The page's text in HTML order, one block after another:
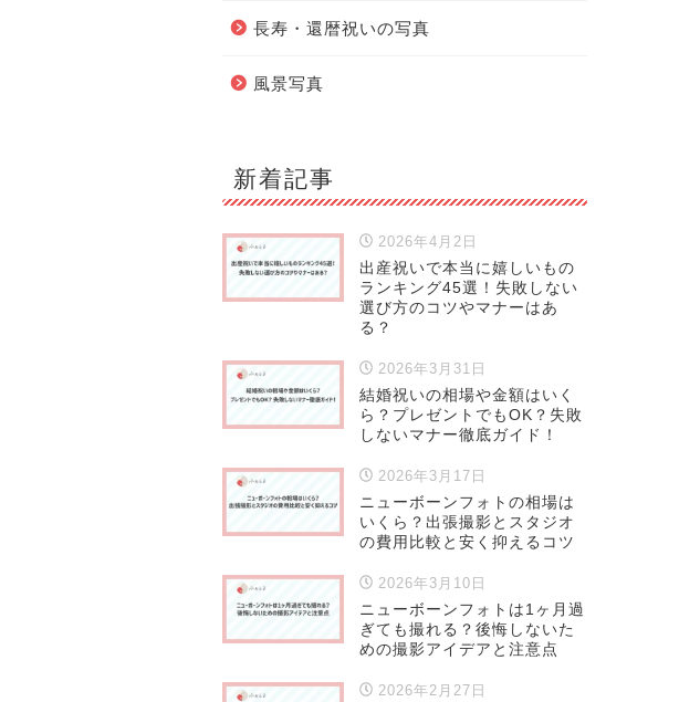
長寿・還暦祝いの写真
風景写真
新着記事
2026年4月2日
出産祝いで本当に嬉しいもの
ランキング45選！失敗しない
選び方のコツやマナーはあ
る？
2026年3月31日
結婚祝いの相場や金額はいく
ら？プレゼントでもOK？失敗
しないマナー徹底ガイド！
2026年3月17日
ニューボーンフォトの相場は
いくら？出張撮影とスタジオ
の費用比較と安く抑えるコツ
2026年3月10日
ニューボーンフォトは1ヶ月過
ぎても撮れる？後悔しないた
めの撮影アイデアと注意点
2026年2月27日